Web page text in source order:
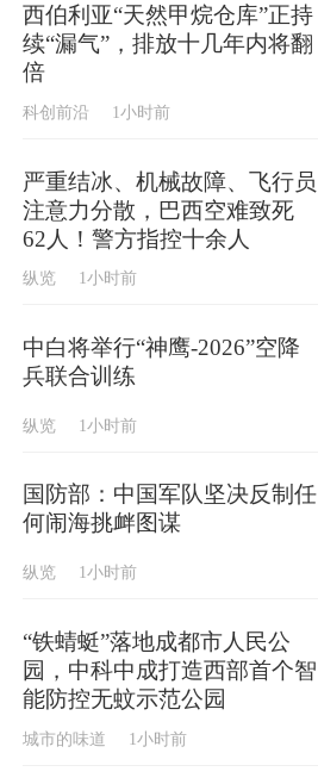
西伯利亚“天然甲烷仓库”正持
续“漏气”，排放十几年内将翻
倍
科创前沿 1小时前
严重结冰、机械故障、飞行员
注意力分散，巴西空难致死
62人！警方指控十余人
纵览 1小时前
中白将举行“神鹰-2026”空降
兵联合训练
纵览 1小时前
国防部：中国军队坚决反制任
何闹海挑衅图谋
纵览 1小时前
“铁蜻蜓”落地成都市人民公
园，中科中成打造西部首个智
能防控无蚊示范公园
城市的味道 1小时前